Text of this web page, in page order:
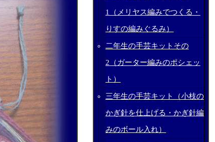
1（メリヤス編みでつくる・
りすの編みぐるみ）
二年生の手芸キットその
2（ガーター編みのポシェッ
ト）
三年生の手芸キット（小枝の
かぎ針を仕上げる・かぎ針編
みのボール入れ）